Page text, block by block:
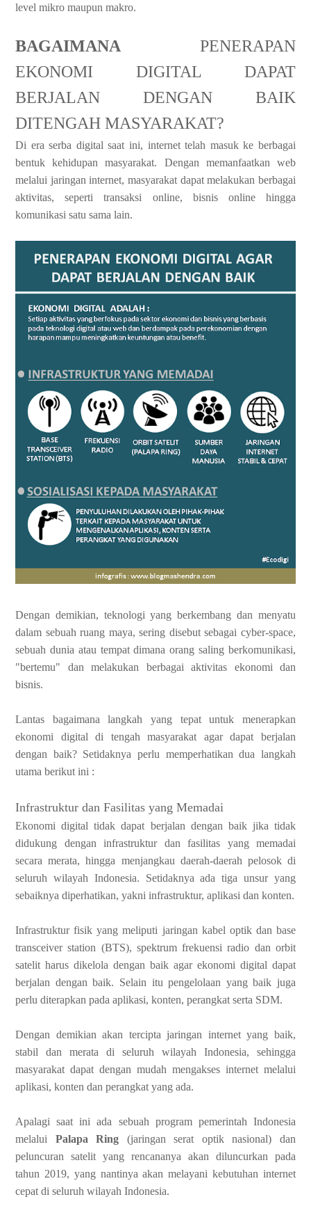
level mikro maupun makro.
BAGAIMANA PENERAPAN
EKONOMI DIGITAL DAPAT
BERJALAN DENGAN BAIK
DITENGAH MASYARAKAT?
Di era serba digital saat ini, internet telah masuk ke berbagai
bentuk kehidupan masyarakat. Dengan memanfaatkan web
melalui jaringan internet, masyarakat dapat melakukan berbagai
aktivitas, seperti transaksi online, bisnis online hingga
komunikasi satu sama lain.
Dengan demikian, teknologi yang berkembang dan menyatu
dalam sebuah ruang maya, sering disebut sebagai cyber-space,
sebuah dunia atau tempat dimana orang saling berkomunikasi,
"bertemu" dan melakukan berbagai aktivitas ekonomi dan
bisnis.
Lantas bagaimana langkah yang tepat untuk menerapkan
ekonomi digital di tengah masyarakat agar dapat berjalan
dengan baik? Setidaknya perlu memperhatikan dua langkah
utama berikut ini :
Infrastruktur dan Fasilitas yang Memadai
Ekonomi digital tidak dapat berjalan dengan baik jika tidak
didukung dengan infrastruktur dan fasilitas yang memadai
secara merata, hingga menjangkau daerah-daerah pelosok di
seluruh wilayah Indonesia. Setidaknya ada tiga unsur yang
sebaiknya diperhatikan, yakni infrastruktur, aplikasi dan konten.
Infrastruktur fisik yang meliputi jaringan kabel optik dan base
transceiver station (BTS), spektrum frekuensi radio dan orbit
satelit harus dikelola dengan baik agar ekonomi digital dapat
berjalan dengan baik. Selain itu pengelolaan yang baik juga
perlu diterapkan pada aplikasi, konten, perangkat serta SDM.
Dengan demikian akan tercipta jaringan internet yang baik,
stabil dan merata di seluruh wilayah Indonesia, sehingga
masyarakat dapat dengan mudah mengakses internet melalui
aplikasi, konten dan perangkat yang ada.
Apalagi saat ini ada sebuah program pemerintah Indonesia
melalui Palapa Ring (jaringan serat optik nasional) dan
peluncuran satelit yang rencananya akan diluncurkan pada
tahun 2019, yang nantinya akan melayani kebutuhan internet
cepat di seluruh wilayah Indonesia.